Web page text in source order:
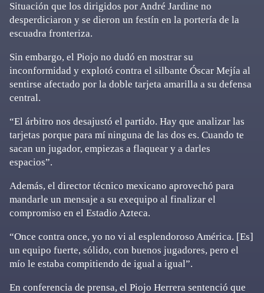
Situación que los dirigidos por André Jardine no
desperdiciaron y se dieron un festín en la portería de la
escuadra fronteriza.
Sin embargo, el Piojo no dudó en mostrar su
inconformidad y explotó contra el silbante Óscar Mejía al
sentirse afectado por la doble tarjeta amarilla a su defensa
central.
“El árbitro nos desajustó el partido. Hay que analizar las
tarjetas porque para mí ninguna de las dos es. Cuando te
sacan un jugador, empiezas a flaquear y a darles
espacios”.
Además, el director técnico mexicano aprovechó para
mandarle un mensaje a su exequipo al finalizar el
compromiso en el Estadio Azteca.
“Once contra once, yo no vi al esplendoroso América. [Es]
un equipo fuerte, sólido, con buenos jugadores, pero el
mío le estaba compitiendo de igual a igual”.
En conferencia de prensa, el Piojo Herrera sentenció que